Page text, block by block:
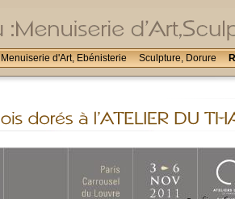
Menuiserie d'Art, Ebénisterie Sculpture, Dorure